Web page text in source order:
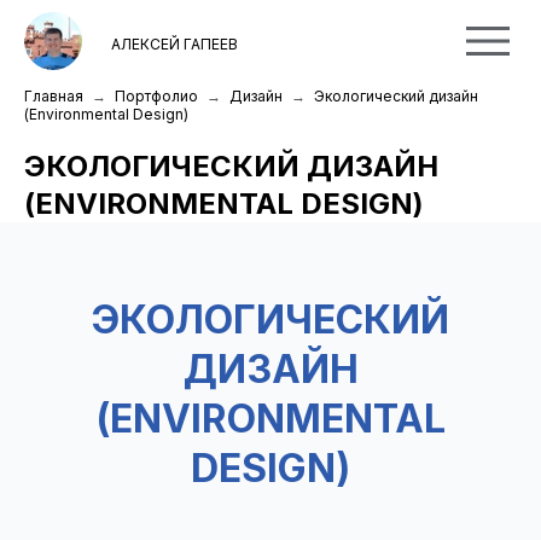
АЛЕКСЕЙ ГАПЕЕВ
Главная Портфолио Дизайн
Экологический дизайн
(Environmental Design)
ЭКОЛОГИЧЕСКИЙ ДИЗАЙН
(ENVIRONMENTAL DESIGN)
ЭКОЛОГИЧЕСКИЙ
ДИЗАЙН
(ENVIRONMENTAL
DESIGN)